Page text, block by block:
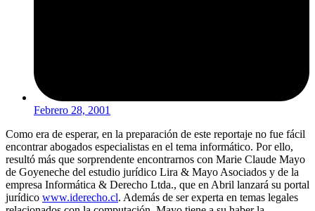
Febrero 28, 2001
Como era de esperar, en la preparación de este reportaje no fue fácil
encontrar abogados especialistas en el tema informático. Por ello,
resultó más que sorprendente encontrarnos con Marie Claude Mayo
de Goyeneche del estudio jurídico Lira & Mayo Asociados y de la
empresa Informática & Derecho Ltda., que en Abril lanzará su portal
jurídico www.iderecho.cl. Además de ser experta en temas legales